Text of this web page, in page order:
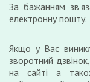
За бажанням
електронну пошту.
Якщо у Вас
зворотний
на сайті а